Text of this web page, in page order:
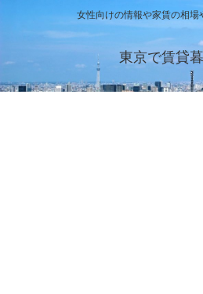
女性向けの情報や家賃の相場
東京で賃貸